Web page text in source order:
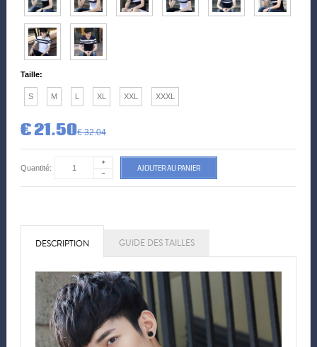
Taille:
S M L XL XXL XXXL
€ 21.50€ 32.04
Quantité: AJOUTER AU PANIER
DESCRIPTION GUIDE DES TAILLES